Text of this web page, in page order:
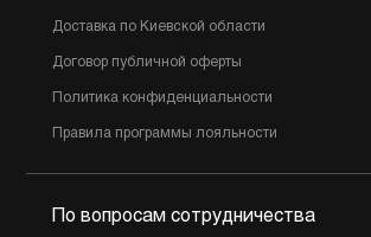
Доставка по Киевской области
Договор публичной оферты
Политика конфиденциальности
Правила программы лояльности
По вопросам сотрудничества